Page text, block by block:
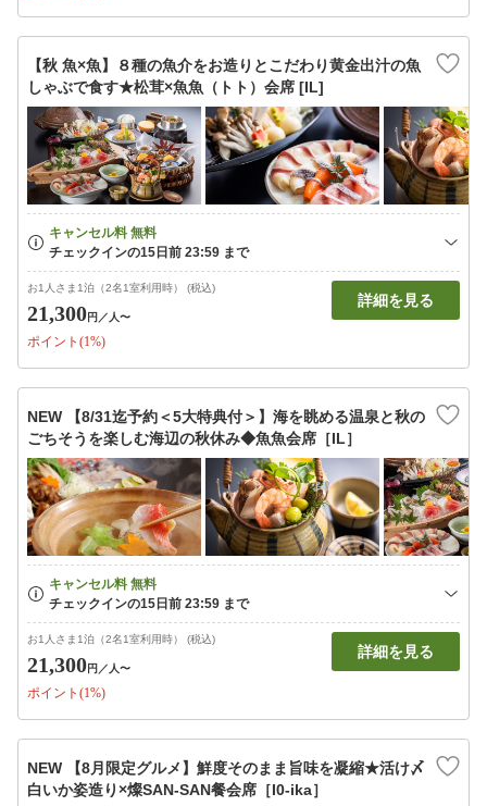
【秋 魚×魚】８種の魚介をお造りとこだわり黄金出汁の魚
しゃぶで食す★松茸×魚魚（トト）会席 [IL]
お1人さま1泊（2名1室利用時） (税込)
21,300円 ／人〜
ポイント(1%)
詳細を見る
NEW 【8/31迄予約＜5大特典付＞】海を眺める温泉と秋の
ごちそうを楽しむ海辺の秋休み◆魚魚会席［IL］
お1人さま1泊（2名1室利用時） (税込)
21,300円 ／人〜
ポイント(1%)
詳細を見る
NEW 【8月限定グルメ】鮮度そのまま旨味を凝縮★活け〆
白いか姿造り×燦SAN-SAN餐会席［I0-ika］